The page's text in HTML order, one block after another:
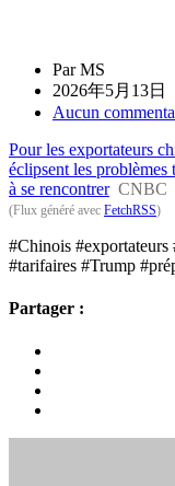
Par MS
2026年5月13日
Aucun
Pour les exportateurs
éclipsent les
à se rencontrer CNBC
(Flux généré avec FetchRSS)
#Chinois #exportateurs
#tarifaires #Trump
Partager :